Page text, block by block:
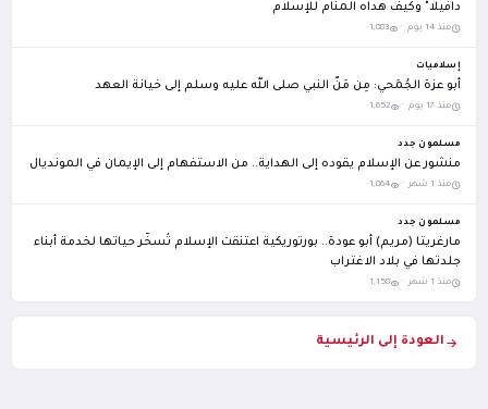
دافيلا" وكيف هداه المنام للإسلام
منذ 14 يوم · 1,883
إسلاميات
أبو عزة الجُمَحي: مِن مَنّ النبي صلى الله عليه وسلم إلى خيانة العهد
منذ 17 يوم · 1,652
مسلمون جدد
منشور عن الإسلام يقوده إلى الهداية.. من الاستفهام إلى الإيمان في المونديال
منذ 1 شهر · 1,864
مسلمون جدد
مارغريتا (مريم) أبو عودة.. بورتوريكية اعتنقت الإسلام تُسخّر حياتها لخدمة أبناء
جلدتها في بلاد الاغتراب
منذ 1 شهر · 1,158
العودة إلى الرئيسية